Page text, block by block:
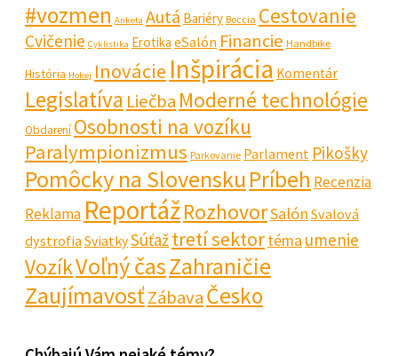
#vozmen Anketa Autá Bariéry Boccia Cestovanie
Cvičenie Cyklistika Erotika eSalón Financie Handbike
História Hokej Inovácie Inšpirácia Komentár
Legislatíva Liečba Moderné technológie
Obdarení Osobnosti na vozíku
Paralympionizmus Parkovanie Parlament Pikošky
Pomôcky na SlovenskuPríbeh Recenzia
Reklama ReportážRozhovorSalón Svalová
dystrofiaSviatkySúťažtretí sektortéma umenie
VozíkVoľný časZahraničie
ZaujímavosťZábavaČesko